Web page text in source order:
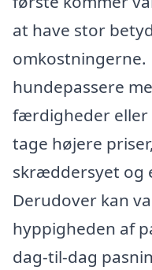
at have stor
omkostningerne.
hundepassere
færdigheder eller
tage højere
skræddersyet og
Derudover kan
hyppigheden af
dag-til-dag